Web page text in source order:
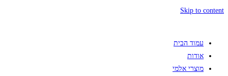
Skip to content
עמוד הבית
אודות
מוצרי אלמי